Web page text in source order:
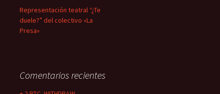
Representación teatral “¿Te
duele?” del colectivo «La
Presa»
Comentarios recientes